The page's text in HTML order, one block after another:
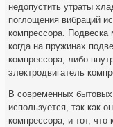
недопустить утраты
поглощения вибраций
компрессора. Подвеска
когда на пружинах
компрессора, либо
электродвигатель
В современных
используется, так как
компрессора, и тот,